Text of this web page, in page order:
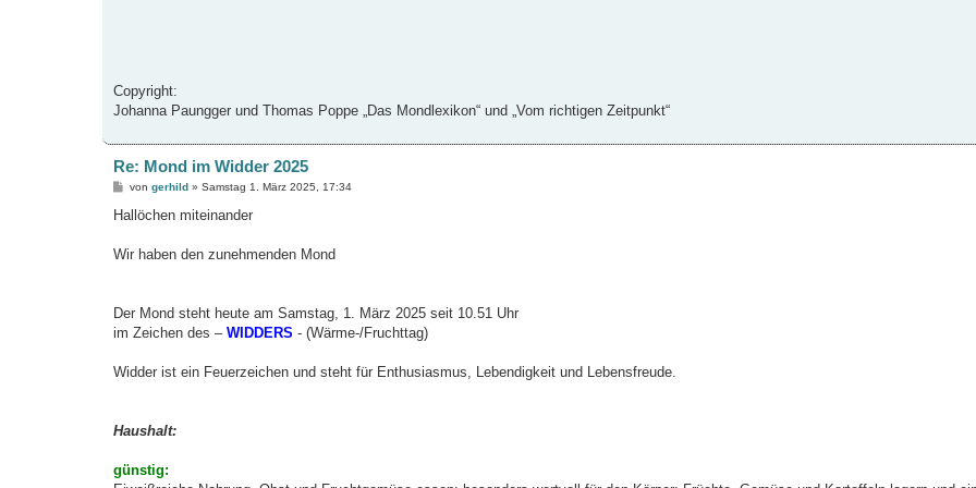
Copyright:
Johanna Paungger und Thomas Poppe „Das Mondlexikon“ und „Vom richtigen Zeitpunkt“
Re: Mond im Widder 2025
B
i
a
vongerhild »Samstag 1. März 2025, 17:34
Hallöchen miteinander
Wir haben den zunehmenden Mond
Der Mond steht heute am Samstag, 1. März 2025 seit 10.51 Uhr
im Zeichen des – WIDDERS - (Wärme-/Fruchttag)
Widder ist ein Feuerzeichen und steht für Enthusiasmus, Lebendigkeit und Lebensfreude.
Haushalt:
günstig: